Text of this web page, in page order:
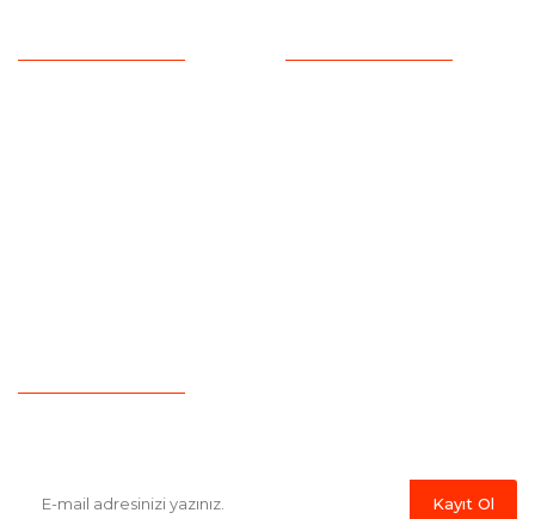
Kayıt Ol